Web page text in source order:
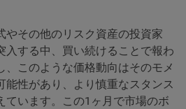
やその他のリスク資産の投資家
入する中、買い続けることで報わ
、このような価格動向はそのモメ
能性があり、より慎重なスタンス
ています。この1ヶ月で市場のボ